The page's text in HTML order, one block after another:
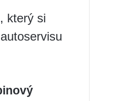
, který si